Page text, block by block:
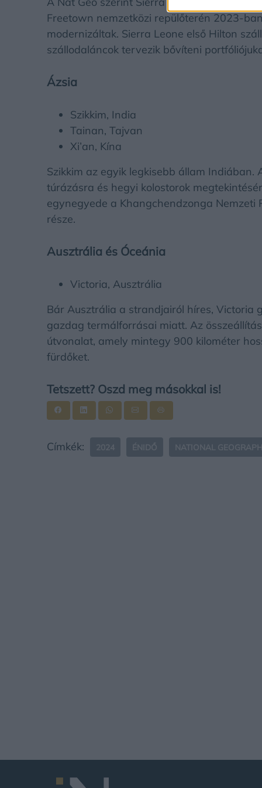
Freetown nemzetközi repülőterén 2023-
modernizáltak. Sierra Leone első Hilton
szállodaláncok tervezik bővíteni
Ázsia
Szikkim, India
Tainan, Tajvan
Xi’an, Kína
Szikkim az egyik legkisebb állam
túrázásra és hegyi kolostorok
egynegyede a Khangchendzonga Nemzeti
része.
Ausztrália és Óceánia
Victoria, Ausztrália
Bár Ausztrália a strandjairól híres, Victoria
gazdag termálforrásai miatt. Az
útvonalat, amely mintegy 900 kilométer
fürdőket.
Tetszett? Oszd meg másokkal is!
Címkék: 2024 ÉNIDŐ NATIONAL